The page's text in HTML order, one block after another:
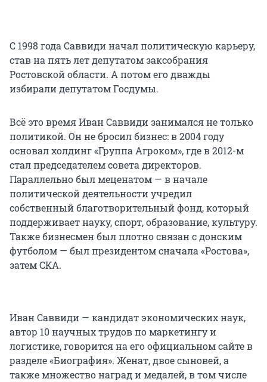
С 1998 года Саввиди начал политическую карьеру,
став на пять лет депутатом заксобрания
Ростовской области. А потом его дважды
избирали депутатом Госдумы.
Всё это время Иван Саввиди занимался не только
политикой. Он не бросил бизнес: в 2004 году
основал холдинг «Группа Агроком», где в 2012-м
стал председателем совета директоров.
Параллельно был меценатом — в начале
политической деятельности учредил
собственный благотворительный фонд, который
поддерживает науку, спорт, образование, культуру.
Также бизнесмен был плотно связан с донским
футболом — был президентом сначала «Ростова»,
затем СКА.
Иван Саввиди — кандидат экономических наук,
автор 10 научныхтрудов по маркетингу и
логистике, говорится на его официальном сайте в
разделе «Биография». Женат, двое сыновей, а
также множество наград и медалей, в том числе